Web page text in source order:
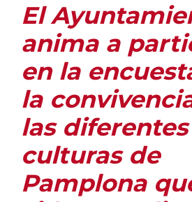
El
anima a
en la
la
las diferentes
culturas de
Pamplona